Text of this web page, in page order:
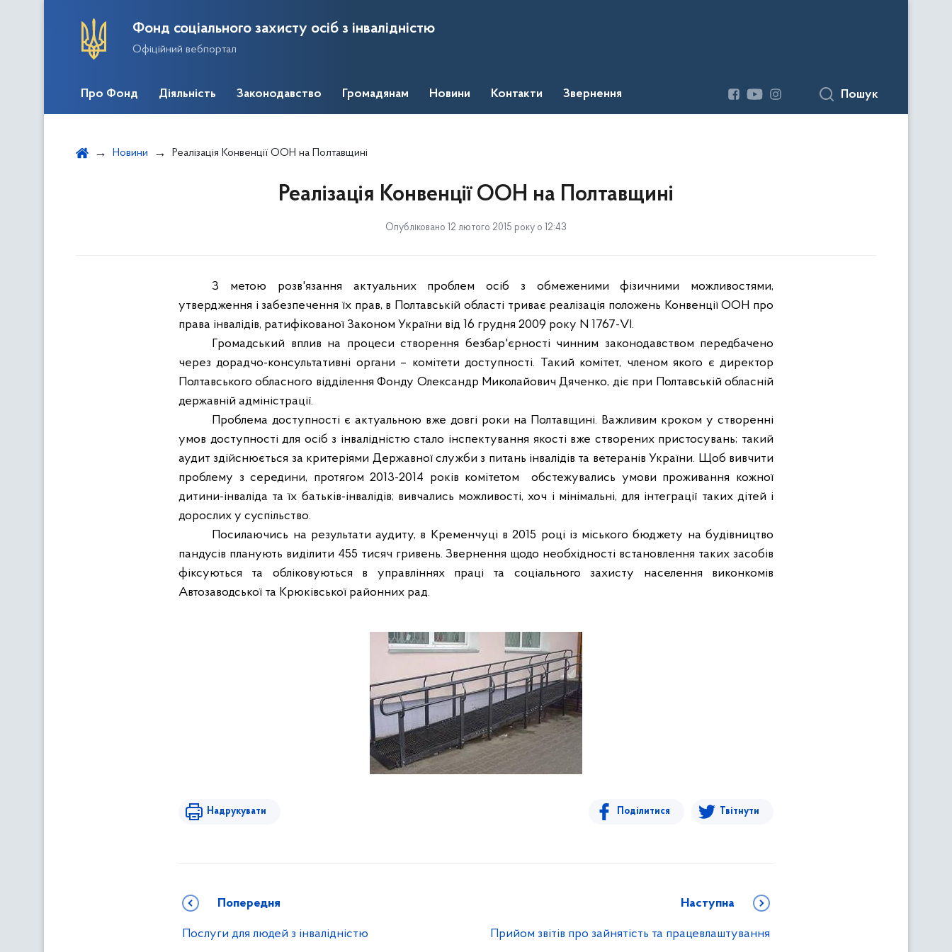
Фонд соціального захисту осіб з інвалідністю
Офіційний вебпортал
Про Фонд Діяльність Законодавство Громадянам Новини Контакти Звернення Пошук
Новини Реалізація Конвенції ООН на Полтавщині
Реалізація Конвенції ООН на Полтавщині
Опубліковано 12 лютого 2015 року о 12:43
З метою розв'язання актуальних проблем осіб з обмеженими фізичними можливостями,
утвердження і забезпечення їх прав, в Полтавській області триває реалізація положень Конвенції ООН про
права інвалідів, ратифікованої Законом України від 16 грудня 2009 року N 1767-VI.
Громадський вплив на процеси створення безбар'єрності чинним законодавством передбачено
через дорадчо-консультативні органи – комітети доступності. Такий комітет, членом якого є директор
Полтавського обласного відділення Фонду Олександр Миколайович Дяченко, діє при Полтавській обласній
державній адміністрації.
Проблема доступності є актуальною вже довгі роки на Полтавщині. Важливим кроком у створенні
умов доступності для осіб з інвалідністю стало інспектування якості вже створених пристосувань; такий
аудит здійснюється за критеріями Державної служби з питань інвалідів та ветеранів України. Щоб вивчити
проблему з середини, протягом 2013-2014 років комітетом
обстежувались умови проживання кожної
дитини-інваліда та їх батьків-інвалідів; вивчались можливості, хоч і мінімальні, для інтеграції таких дітей і
дорослих у суспільство.
Посилаючись на результати аудиту, в Кременчуці в 2015 році із міського бюджету на будівництво
пандусів планують виділити 455 тисяч гривень. Звернення щодо необхідності встановлення таких засобів
фіксуються та обліковуються в управліннях праці та соціального захисту населення виконкомів
Автозаводської та Крюківської районних рад.
Надрукувати Поділитися Твітнути
Попередня
Послуги для людей з інвалідністю
Наступна
Прийом звітів про зайнятість та працевлаштування